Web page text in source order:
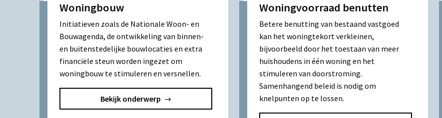
Woningbouw
Initiatieven zoals de Nationale Woon- en
Bouwagenda, de ontwikkeling van binnen-
en buitenstedelijke bouwlocaties en extra
financiële steun worden ingezet om
woningbouw te stimuleren en versnellen.
Bekijk onderwerp
Woningvoorraad benutten
Betere benutting van bestaand vastgoed
kan het woningtekort verkleinen,
bijvoorbeeld door het toestaan van meer
huishoudens in één woning en het
stimuleren van doorstroming.
Samenhangend beleid is nodig om
knelpunten op te lossen.